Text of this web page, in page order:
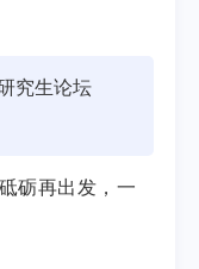
究生论坛
砺再出发，一